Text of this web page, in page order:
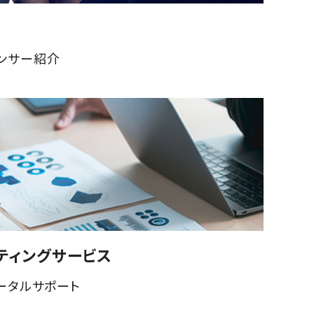
サー紹介
ングサービス
タルサポート